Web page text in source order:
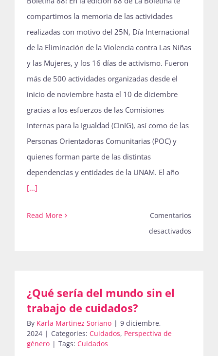
compartimos la memoria de las actividades
realizadas con motivo del 25N, Día Internacional
de la Eliminación de la Violencia contra Las Niñas
y las Mujeres, y los 16 días de activismo. Fueron
más de 500 actividades organizadas desde el
inicio de noviembre hasta el 10 de diciembre
gracias a los esfuerzos de las Comisiones
Internas para la Igualdad (CInIG), así como de las
Personas Orientadoras Comunitarias (POC) y
quienes forman parte de las distintas
dependencias y entidades de la UNAM. El año
[...]
Read More
Comentarios
desactivados
¿Qué sería del mundo sin el
trabajo de cuidados?
By Karla Martinez Soriano | 9 diciembre,
2024 | Categories: Cuidados, Perspectiva de
género | Tags: Cuidados